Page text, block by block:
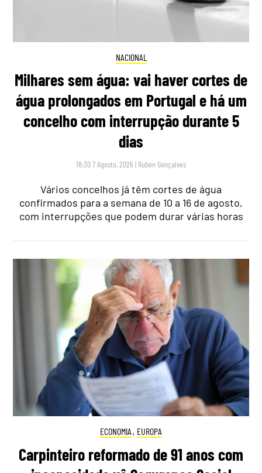
NACIONAL
Milhares sem água: vai haver cortes de
água prolongados em Portugal e há um
concelho com interrupção durante 5
dias
18:30 7 Agosto, 2026 | Rubén Gonçalves
Vários concelhos já têm cortes de água
confirmados para a semana de 10 a 16 de agosto,
com interrupções que podem durar várias horas
ECONOMIA , EUROPA
Carpinteiro reformado de 91 anos com